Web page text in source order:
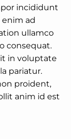
incididunt
enim ad
ullamco
consequat.
in voluptate
pariatur.
proident,
anim id est